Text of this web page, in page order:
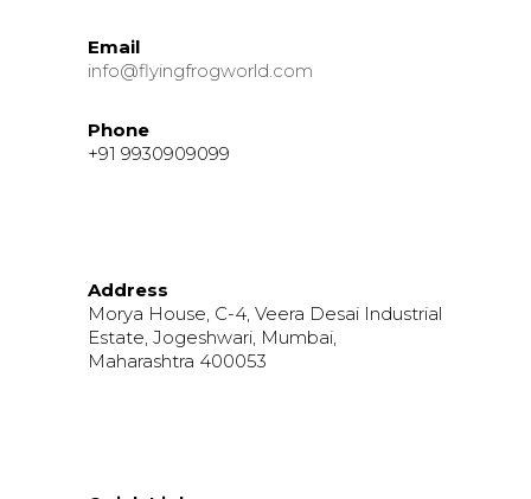
Email
info@flyingfrogworld.com
Phone
+91 9930909099
Address
Morya House, C-4, Veera Desai Industrial
Estate, Jogeshwari, Mumbai,
Maharashtra 400053